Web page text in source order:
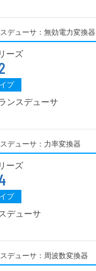
デューサ：無効電力変換器
ーズ
プ
ンスデューサ
デューサ：力率変換器
ーズ
プ
デューサ
デューサ：周波数変換器